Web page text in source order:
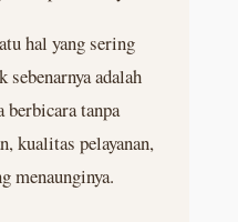
hal yang sering
adalah
berbicara tanpa
kualitas pelayanan,
menaunginya.